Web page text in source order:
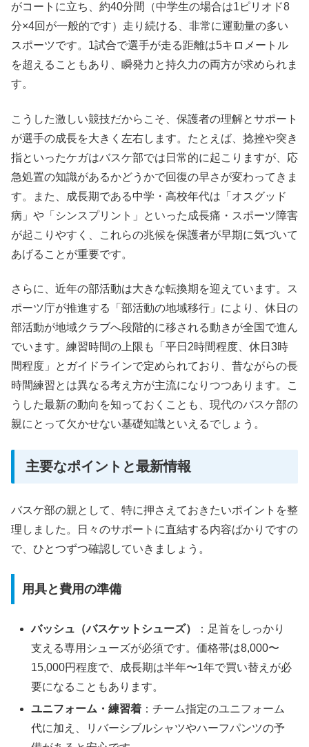
がコートに立ち、約40分間（中学生の場合は1ピリオド8
分×4回が一般的です）走り続ける、非常に運動量の多い
スポーツです。1試合で選手が走る距離は5キロメートル
を超えることもあり、瞬発力と持久力の両方が求められま
す。
こうした激しい競技だからこそ、保護者の理解とサポート
が選手の成長を大きく左右します。たとえば、捻挫や突き
指といったケガはバスケ部では日常的に起こりますが、応
急処置の知識があるかどうかで回復の早さが変わってきま
す。また、成長期である中学・高校年代は「オスグッド
病」や「シンスプリント」といった成長痛・スポーツ障害
が起こりやすく、これらの兆候を保護者が早期に気づいて
あげることが重要です。
さらに、近年の部活動は大きな転換期を迎えています。ス
ポーツ庁が推進する「部活動の地域移行」により、休日の
部活動が地域クラブへ段階的に移される動きが全国で進ん
でいます。練習時間の上限も「平日2時間程度、休日3時
間程度」とガイドラインで定められており、昔ながらの長
時間練習とは異なる考え方が主流になりつつあります。こ
うした最新の動向を知っておくことも、現代のバスケ部の
親にとって欠かせない基礎知識といえるでしょう。
主要なポイントと最新情報
バスケ部の親として、特に押さえておきたいポイントを整
理しました。日々のサポートに直結する内容ばかりですの
で、ひとつずつ確認していきましょう。
用具と費用の準備
バッシュ（バスケットシューズ）
：足首をしっかり
支える専用シューズが必須です。価格帯は8,000〜
15,000円程度で、成長期は半年〜1年で買い替えが必
要になることもあります。
ユニフォーム・練習着 ：チーム指定のユニフォーム
代に加え、リバーシブルシャツやハーフパンツの予